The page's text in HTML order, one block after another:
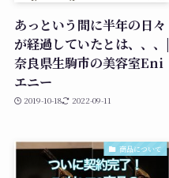
あっという間に半年の日々
が経過していたとは、、、|
奈良県生駒市の美容室Eni
エニー
2019-10-18 2022-09-11
商品について